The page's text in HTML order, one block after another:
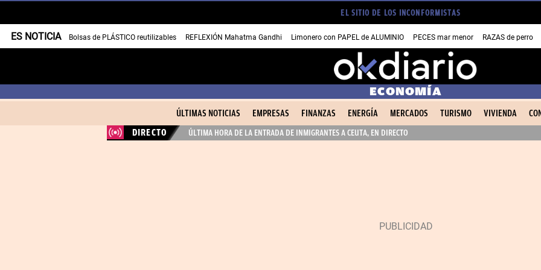
EL SITIO DE LOS INCONFORMISTAS
ES NOTICIA Bolsas de PLÁSTICO reutilizables REFLEXIÓN Mahatma Gandhi Limonero con PAPEL de ALUMINIO PECES mar menor RAZAS de perro
ECONOMÍA
ÚLTIMAS NOTICIAS EMPRESAS FINANZAS ENERGÍA MERCADOS TURISMO VIVIENDA
DIRECTO
ÚLTIMA HORA DE LA ENTRADA DE INMIGRANTES A CEUTA, EN DIRECTO